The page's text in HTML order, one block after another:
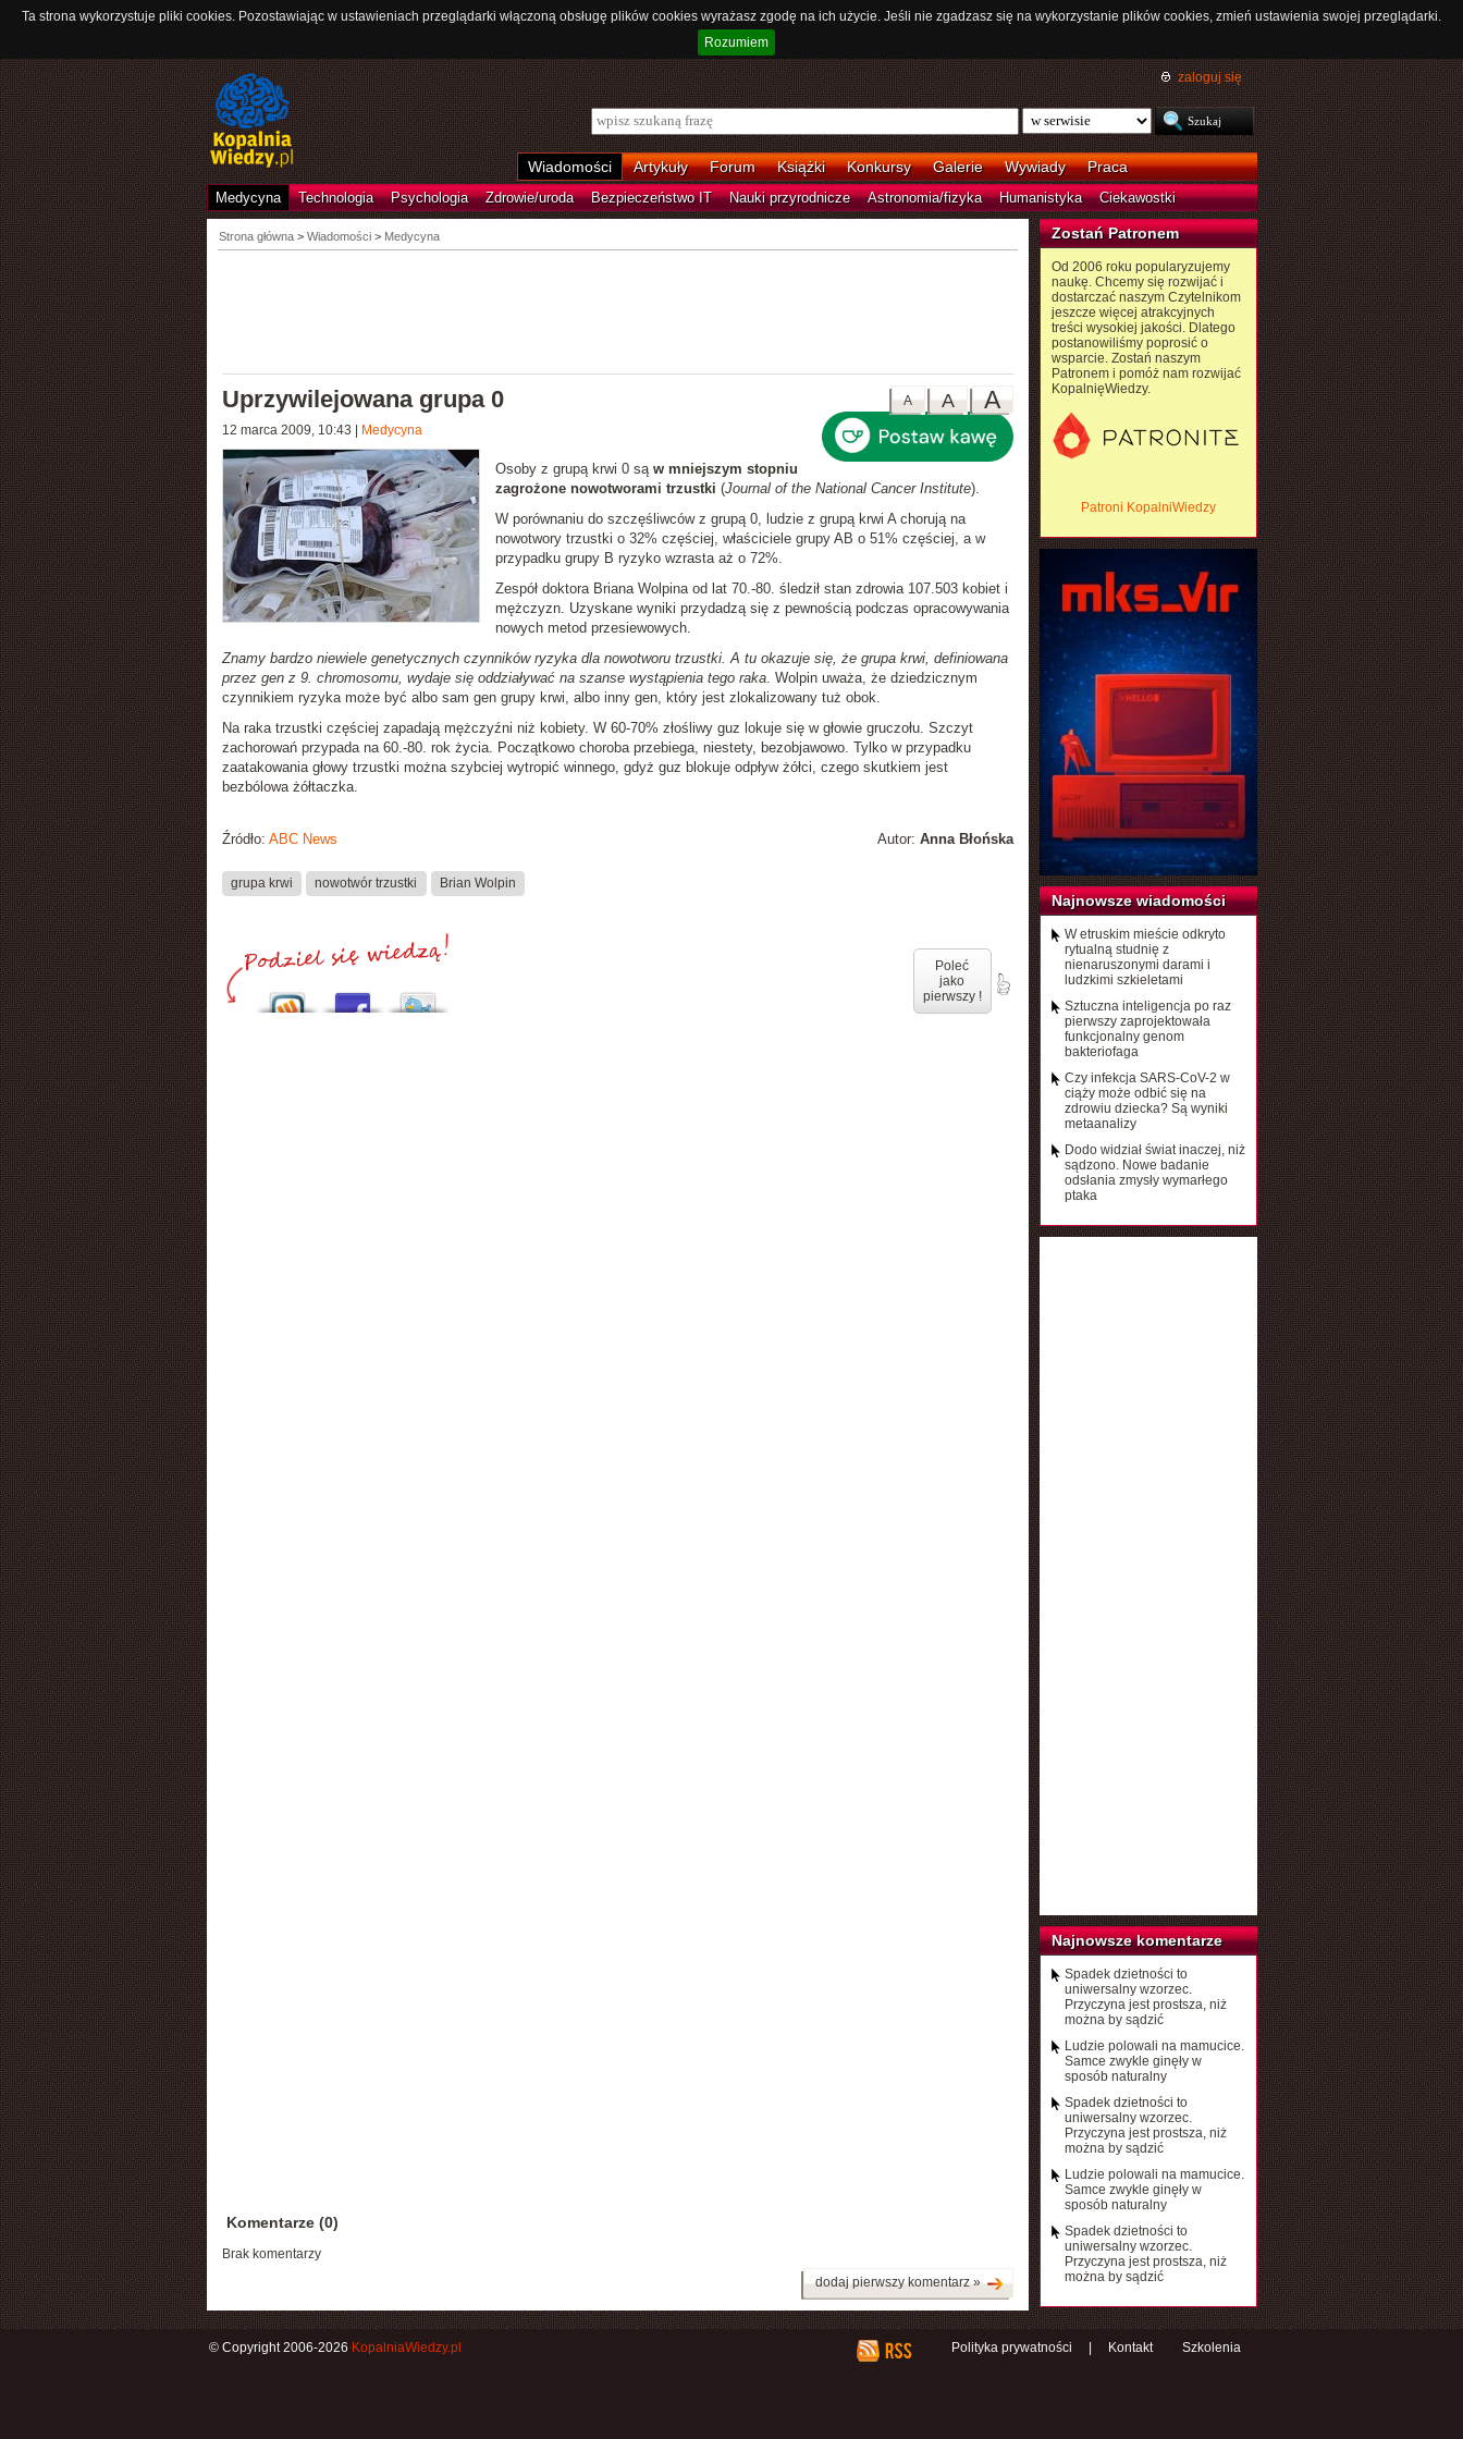
Ta strona wykorzystuje pliki cookies. Pozostawiając w ustawieniach przeglądarki włączoną obsługę plików cookies wyrażasz zgodę na ich użycie. Jeśli nie zgadzasz się na wykorzystanie plików cookies, zmień ustawienia swojej przeglądarki.
Rozumiem
zaloguj się
Wiadomości Artykuły Forum Książki Konkursy Galerie Wywiady Praca
Medycyna Technologia Psychologia Zdrowie/uroda Bezpieczeństwo IT Nauki przyrodnicze Astronomia/fizyka Humanistyka Ciekawostki
Strona główna> Wiadomości > Medycyna
A
A
A
Uprzywilejowana grupa 0
12 marca 2009, 10:43 Medycyna
Osoby z grupą krwi 0 są w mniejszym stopniu
zagrożone nowotworami trzustki (Journal of the National Cancer Institute).
W porównaniu do szczęśliwców z grupą 0, ludzie z grupą krwi A chorują na
nowotwory trzustki o 32% częściej, właściciele grupy AB o 51% częściej, a w
przypadku grupy B ryzyko wzrasta aż o 72%.
Zespół doktora Briana Wolpina od lat 70.-80. śledził stan zdrowia 107.503 kobiet i
mężczyzn. Uzyskane wyniki przydadzą się z pewnością podczas opracowywania
nowych metod przesiewowych.
Znamy bardzo niewiele genetycznych czynników ryzyka dla nowotworu trzustki. A tu okazuje się, że grupa krwi, definiowana
przez gen z 9. chromosomu, wydaje się oddziaływać na szanse wystąpienia tego raka. Wolpin uważa, że dziedzicznym
czynnikiem ryzyka może być albo sam gen grupy krwi, albo inny gen, który jest zlokalizowany tuż obok.
Na raka trzustki częściej zapadają mężczyźni niż kobiety. W 60-70% złośliwy guz lokuje się w głowie gruczołu. Szczyt
zachorowań przypada na 60.-80. rok życia. Początkowo choroba przebiega, niestety, bezobjawowo. Tylko w przypadku
zaatakowania głowy trzustki można szybciej wytropić winnego, gdyż guz blokuje odpływ żółci, czego skutkiem jest
bezbólowa żółtaczka.
Autor: Anna Błońska
Źródło: ABC News
grupa krwi nowotwór trzustki Brian Wolpin
Poleć
jako
pierwszy !
Komentarze (0)
Brak komentarzy
dodaj pierwszy komentarz »
Zostań Patronem
Od 2006 roku popularyzujemy
naukę. Chcemy się rozwijać i
dostarczać naszym Czytelnikom
jeszcze więcej atrakcyjnych
treści wysokiej jakości. Dlatego
postanowiliśmy poprosić o
wsparcie. Zostań naszym
Patronem i pomóż nam rozwijać
KopalnięWiedzy.
Patroni KopalniWiedzy
Najnowsze wiadomości
W etruskim mieście odkryto
rytualną studnię z
nienaruszonymi darami i
ludzkimi szkieletami
Sztuczna inteligencja po raz
pierwszy zaprojektowała
funkcjonalny genom
bakteriofaga
Czy infekcja SARS-CoV-2 w
ciąży może odbić się na
zdrowiu dziecka? Są wyniki
metaanalizy
Dodo widział świat inaczej, niż
sądzono. Nowe badanie
odsłania zmysły wymarłego
ptaka
Najnowsze komentarze
Spadek dzietności to
uniwersalny wzorzec.
Przyczyna jest prostsza, niż
można by sądzić
Ludzie polowali na mamucice.
Samce zwykle ginęły w
sposób naturalny
Spadek dzietności to
uniwersalny wzorzec.
Przyczyna jest prostsza, niż
można by sądzić
Ludzie polowali na mamucice.
Samce zwykle ginęły w
sposób naturalny
Spadek dzietności to
uniwersalny wzorzec.
Przyczyna jest prostsza, niż
można by sądzić
Polityka prywatności Kontakt Szkolenia
© Copyright 2006-2026 KopalniaWiedzy.pl